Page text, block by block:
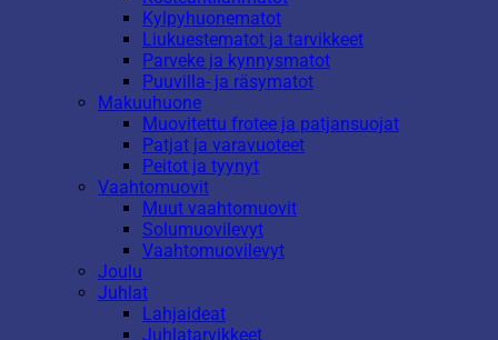
Kylpyhuonematot
Liukuestematot ja tarvikkeet
Parveke ja kynnysmatot
Puuvilla- ja räsymatot
Makuuhuone
Muovitettu frotee ja patjansuojat
Patjat ja varavuoteet
Peitot ja tyynyt
Vaahtomuovit
Muut vaahtomuovit
Solumuovilevyt
Vaahtomuovilevyt
Joulu
Juhlat
Lahjaideat
Juhlatarvikkeet